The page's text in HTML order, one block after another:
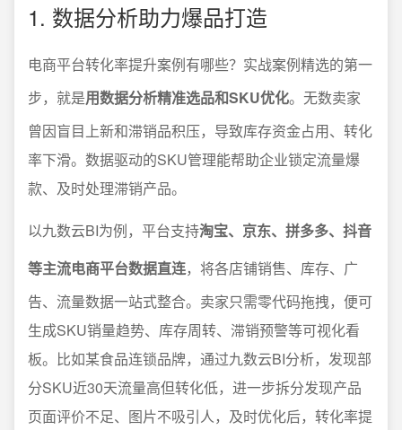
1. 数据分析助力爆品打造
电商平台转化率提升案例有哪些？实战案例精选的第一
步，就是用数据分析精准选品和SKU优化。无数卖家
曾因盲目上新和滞销品积压，导致库存资金占用、转化
率下滑。数据驱动的SKU管理能帮助企业锁定流量爆
款、及时处理滞销产品。
以九数云BI为例，平台支持淘宝、京东、拼多多、抖音
等主流电商平台数据直连，将各店铺销售、库存、广
告、流量数据一站式整合。卖家只需零代码拖拽，便可
生成SKU销量趋势、库存周转、滞销预警等可视化看
板。比如某食品连锁品牌，通过九数云BI分析，发现部
分SKU近30天流量高但转化低，进一步拆分发现产品
页面评价不足、图片不吸引人，及时优化后，转化率提